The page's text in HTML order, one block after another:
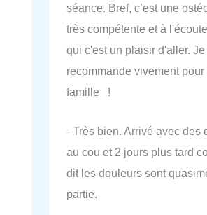
séance. Bref, c’est une
très compétente et à
qui c'est un plaisir d'aller.
recommande vivement pour
famille !
- Très bien. Arrivé avec des
au cou et 2 jours plus tard
dit les douleurs sont
partie.